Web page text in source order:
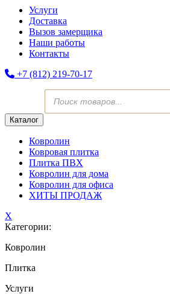
Услуги
Доставка
Вызов замерщика
Наши работы
Контакты
+7 (812) 219-70-17
Поиск
товаров
Каталог
Ковролин
Ковровая плитка
Плитка ПВХ
Ковролин для дома
Ковролин для офиса
ХИТЫ ПРОДАЖ
X
Категории:
Ковролин
Плитка
Услуги